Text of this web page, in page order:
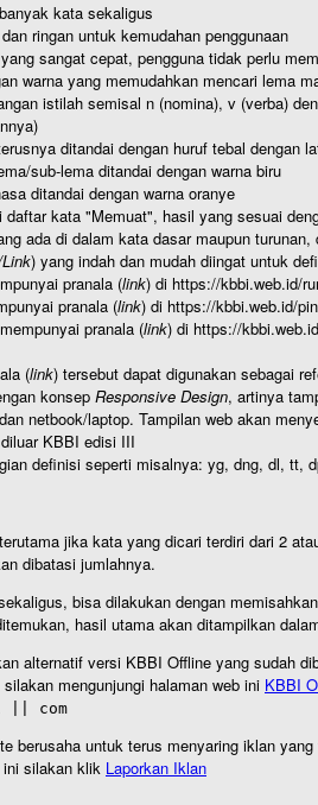
kata sekaligus
ringan untuk kemudahan penggunaan
sangat cepat, pengguna tidak perlu
warna yang memudahkan mencari lema
istilah semisal n (nomina), v (verba)
ditandai dengan huruf tebal dengan
sub-lema ditandai dengan warna biru
ditandai dengan warna oranye
kata "Memuat", hasil yang sesuai
ada di dalam kata dasar maupun
) yang indah dan mudah diingat untuk
pranala (link) di https://kbbi.web.id/
pranala (link) di https://kbbi.web.id/
pranala (link) di https://
(link) tersebut dapat digunakan sebagai
konsep Responsive Design, artinya
netbook/laptop. Tampilan web akan
KBBI edisi III
definisi seperti misalnya: yg, dng, dl,
jika kata yang dicari terdiri dari 2
dibatasi jumlahnya.
bisa dilakukan dengan
hasil utama akan ditampilkan
alternatif versi KBBI Offline yang sudah
mengunjungi halaman web ini KBBI
|| com
berusaha untuk terus menyaring iklan
silakan klik Laporkan Iklan